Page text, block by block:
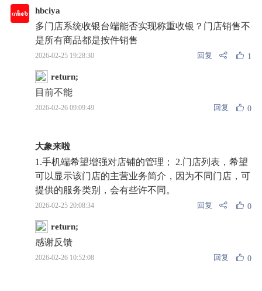
hbciya
多门店系统收银台端能否实现称重收银？门店销售不
是所有商品都是按件销售
2026-02-25 19:28:30 回复 1
return;
目前不能
2026-02-26 09:09:49 回复 0
大象来啦
1.手机端希望增强对店铺的管理； 2.门店列表，希望
可以显示该门店的主营业务简介，因为不同门店，可
提供的服务类别，会有些许不同。
2026-02-25 20:08:34 回复 0
return;
感谢反馈
2026-02-26 10:52:08 回复 0